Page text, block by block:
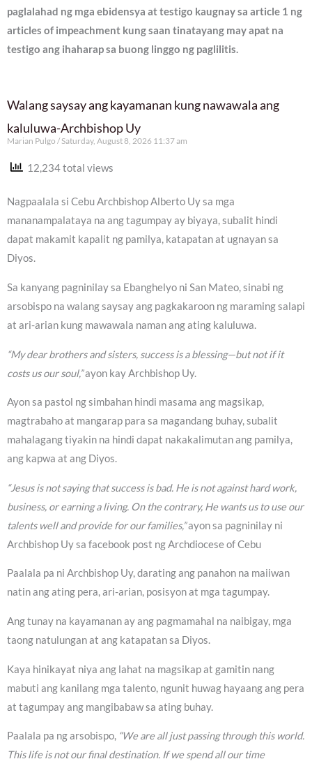
paglalahad ng mga ebidensya at testigo kaugnay sa article 1 ng
articles of impeachment kung saan tinatayang may apat na
testigo ang ihaharap sa buong linggo ng paglilitis.
Walang saysay ang kayamanan kung nawawala ang
kaluluwa-Archbishop Uy
Marian Pulgo Saturday, August 8, 2026 11:37 am
12,234 total views
Nagpaalala si Cebu Archbishop Alberto Uy sa mga
mananampalataya na ang tagumpay ay biyaya, subalit hindi
dapat makamit kapalit ng pamilya, katapatan at ugnayan sa
Diyos.
Sa kanyang pagninilay sa Ebanghelyo ni San Mateo, sinabi ng
arsobispo na walang saysay ang pagkakaroon ng maraming salapi
at ari-arian kung mawawala naman ang ating kaluluwa.
“My dear brothers and sisters, success is a blessing—but not if it
costs us our soul,”ayon kay Archbishop Uy.
Ayon sa pastol ng simbahan hindi masama ang magsikap,
magtrabaho at mangarap para sa magandang buhay, subalit
mahalagang tiyakin na hindi dapat nakakalimutan ang pamilya,
ang kapwa at ang Diyos.
“Jesus is not saying that success is bad. He is not against hard work,
business, or earning a living. On the contrary, He wants us to use our
talents well and provide for our families,”ayon sa pagninilay ni
Archbishop Uy sa facebook post ng Archdiocese of Cebu
Paalala pa ni Archbishop Uy, darating ang panahon na maiiwan
natin ang ating pera, ari-arian, posisyon at mga tagumpay.
Ang tunay na kayamanan ay ang pagmamahal na naibigay, mga
taong natulungan at ang katapatan sa Diyos.
Kaya hinikayat niya ang lahat na magsikap at gamitin nang
mabuti ang kanilang mga talento, ngunit huwag hayaang ang pera
at tagumpay ang mangibabaw sa ating buhay.
Paalala pa ng arsobispo, “We are all just passing through this world.
This life is not our final destination. If we spend all our time